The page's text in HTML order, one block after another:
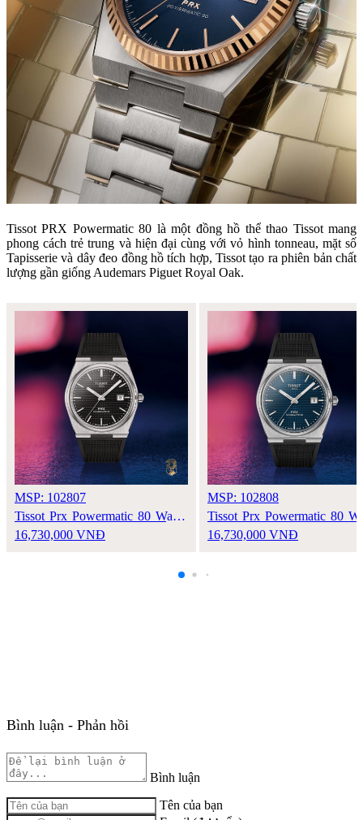
Tissot PRX Powermatic 80 là một đồng hồ thể thao Tissot mang
phong cách trẻ trung và hiện đại cùng với vỏ hình tonneau, mặt số
Tapisserie và dây đeo đồng hồ tích hợp, Tissot tạo ra phiên bản chất
lượng gần giống Audemars Piguet Royal Oak.
MSP: 102807
Tissot Prx Powermatic 80 Watch
40
16,730,000 VNĐ
MSP: 102808
Tissot Prx Powermatic 80
40MM
16,730,000 VNĐ
Bình luận - Phản hồi
Bình luận
Tên của bạn